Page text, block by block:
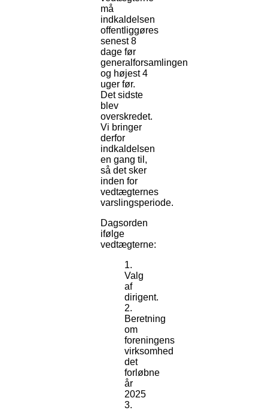
må
indkaldelsen
offentliggøres
senest 8
dage før
generalforsamlingen
og højest 4
uger før.
Det sidste
blev
overskredet.
Vi bringer
derfor
indkaldelsen
en gang til,
så det sker
inden for
vedtægternes
varslingsperiode.
Dagsorden
ifølge
vedtægterne:
Valg
af
dirigent.
Beretning
om
foreningens
virksomhed
det
forløbne
år
2025